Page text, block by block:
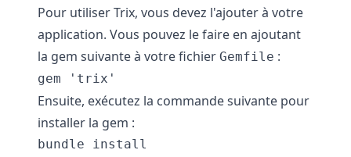
Pour utiliser Trix, vous devez l'ajouter à votre
application. Vous pouvez le faire en ajoutant
la gem suivante à votre fichier Gemfile :
gem 'trix'
Ensuite, exécutez la commande suivante pour
installer la gem :
bundle install